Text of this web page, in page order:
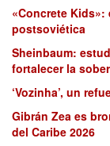
«Concrete
postsoviética
Sheinbaum:
fortalecer la
‘Vozinha’, un
Gibrán Zea es
del Caribe 2026